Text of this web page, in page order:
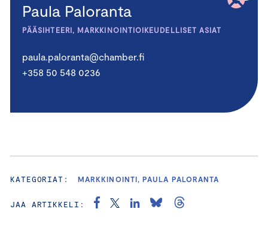
Paula Paloranta
PÄÄSIHTEERI, MARKKINOINTIOIKEUDELLISET ASIAT
paula.paloranta@chamber.fi
+358 50 548 0236
KATEGORIAT: MARKKINOINTI, PAULA PALORANTA
JAA ARTIKKELI: